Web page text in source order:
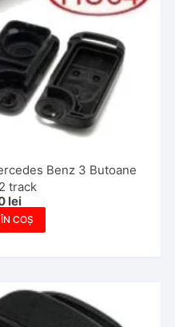
Benz 3 Butoane
track
lei
COȘ